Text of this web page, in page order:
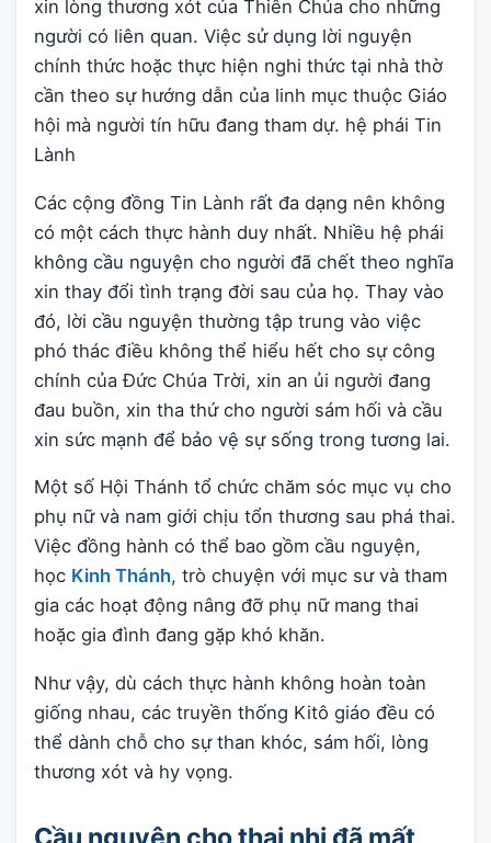
xin lòng thương xót của Thiên Chúa cho những
người có liên quan. Việc sử dụng lời nguyện
chính thức hoặc thực hiện nghi thức tại nhà thờ
cần theo sự hướng dẫn của linh mục thuộc Giáo
hội mà người tín hữu đang tham dự. hệ phái Tin
Lành
Các cộng đồng Tin Lành rất đa dạng nên không
có một cách thực hành duy nhất. Nhiều hệ phái
không cầu nguyện cho người đã chết theo nghĩa
xin thay đổi tình trạng đời sau của họ. Thay vào
đó, lời cầu nguyện thường tập trung vào việc
phó thác điều không thể hiểu hết cho sự công
chính của Đức Chúa Trời, xin an ủi người đang
đau buồn, xin tha thứ cho người sám hối và cầu
xin sức mạnh để bảo vệ sự sống trong tương lai.
Một số Hội Thánh tổ chức chăm sóc mục vụ cho
phụ nữ và nam giới chịu tổn thương sau phá thai.
Việc đồng hành có thể bao gồm cầu nguyện,
học Kinh Thánh, trò chuyện với mục sư và tham
gia các hoạt động nâng đỡ phụ nữ mang thai
hoặc gia đình đang gặp khó khăn.
Như vậy, dù cách thực hành không hoàn toàn
giống nhau, các truyền thống Kitô giáo đều có
thể dành chỗ cho sự than khóc, sám hối, lòng
thương xót và hy vọng.